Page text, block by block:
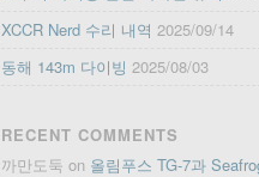
XCCR Nerd 수리 내역 2025/09/14
동해 143m 다이빙 2025/08/03
RECENT COMMENTS
까만도둑 on 올림푸스 TG-7과